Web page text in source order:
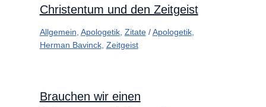
Christentum und den Zeitgeist
Allgemein Apologetik, Zitate/Apologetik,
Herman Bavinck, Zeitgeist
Brauchen wir einen